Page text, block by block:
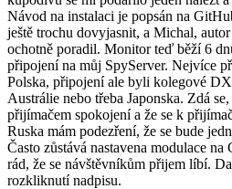
Návod na instalaci je popsán na
ještě trochu dovyjasnit, a Michal,
ochotně poradil. Monitor teď běží 6
připojení na můj SpyServer. Nejvíce
Polska, připojení ale byli kolegové
Austrálie nebo třeba Japonska. Zdá
přijímačem spokojení a že se k
Ruska mám podezření, že se bude
Často zůstává nastavena modulace
rád, že se návštěvníkům přijem líbí.
rozkliknutí nadpisu.